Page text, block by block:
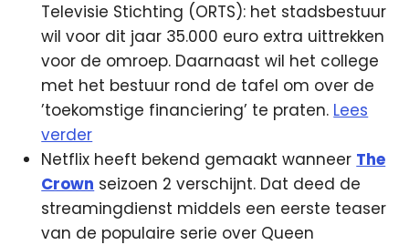
Televisie Stichting (ORTS): het stadsbestuur
wil voor dit jaar 35.000 euro extra uittrekken
voor de omroep. Daarnaast wil het college
met het bestuur rond de tafel om over de
’toekomstige financiering’ te praten. Lees
verder
Netflix heeft bekend gemaakt wanneer The
Crown seizoen 2 verschijnt. Dat deed de
streamingdienst middels een eerste teaser
van de populaire serie over Queen